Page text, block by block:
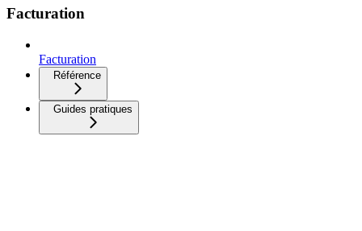
Facturation
Facturation
Référence
Guides pratiques